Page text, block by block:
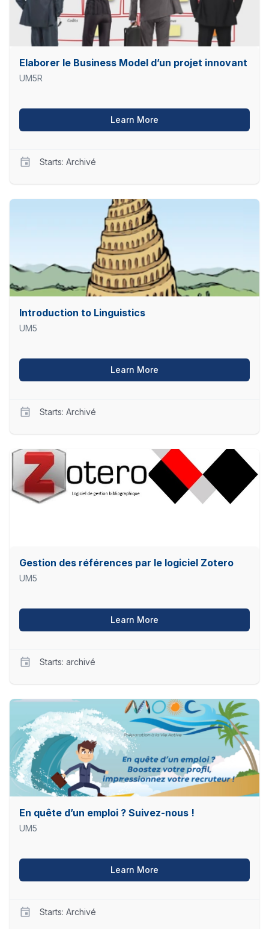
Starts 14
sept.
2026
Elaborer le Business Model d’un projet innovant
UM5R
Learn Moreabout Elaborer le
Starts: Archivé
UM5R
Introduction to Linguistics
UM5
Learn Moreabout Introduction to
Starts: Archivé
UM5
ITL05
StartsArchivé
Gestion des références par le logiciel Zotero
UM5
Learn Moreabout Gestion des
Starts: archivé
UM5
CRLZ02
Startsarchivé
En quête d’un emploi ? Suivez-nous !
UM5
Learn Moreabout En quête d’un
Starts: Archivé